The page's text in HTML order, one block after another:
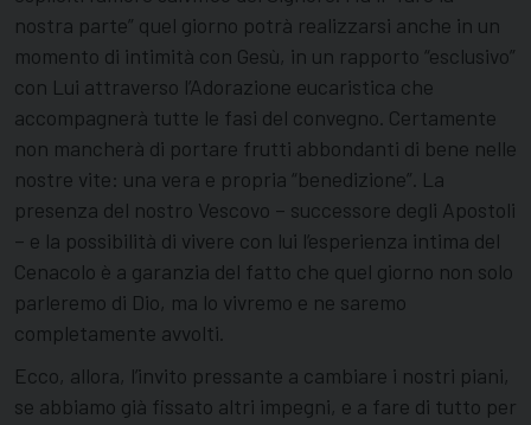
nostra parte” quel giorno potrà realizzarsi anche in un
momento di intimità con Gesù, in un rapporto “esclusivo”
con Lui attraverso l’Adorazione eucaristica che
accompagnerà tutte le fasi del convegno. Certamente
non mancherà di portare frutti abbondanti di bene nelle
nostre vite: una vera e propria “benedizione”. La
presenza del nostro Vescovo – successore degli Apostoli
– e la possibilità di vivere con lui l’esperienza intima del
Cenacolo è a garanzia del fatto che quel giorno non solo
parleremo di Dio, ma lo vivremo e ne saremo
completamente avvolti.
Ecco, allora, l’invito pressante a cambiare i nostri piani,
se abbiamo già fissato altri impegni, e a fare di tutto per